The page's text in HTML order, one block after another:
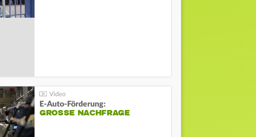
E-Auto-Förderung:
GROSSE NACHFRAGE